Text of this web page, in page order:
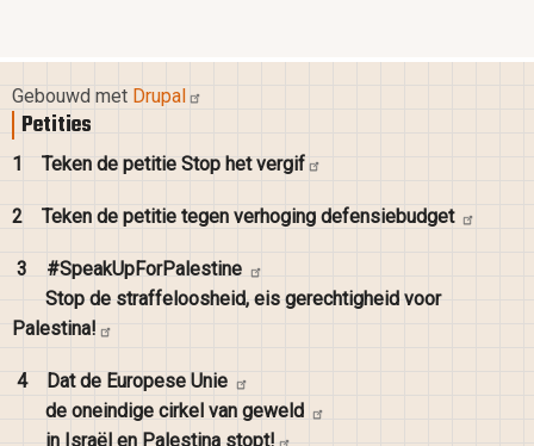
Gebouwd met Drupal
Petities
1 Teken de petitie Stop hetvergif
2 Teken de petitie tegen verhoging defensiebudget
3
#SpeakUpForPalestine
Stop de straffeloosheid, eis gerechtigheid voor
Palestina!
4 Dat de Europese Unie
de oneindige cirkel van geweld
in Israël en Palestina stopt!